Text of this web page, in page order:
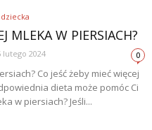
MLEKA W PIERSIACH?
lutego 2024 0
Co jeść żeby mieć więcej
dieta może pomóc Ci
w piersiach? Jeśli...